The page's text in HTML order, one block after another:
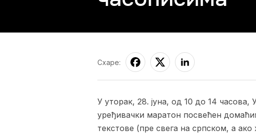
Схаре:
У уторак, 28. јуна, од 10 до 14 часова,
уређивачки маратон посвећен
текстове (пре свега на српском, а